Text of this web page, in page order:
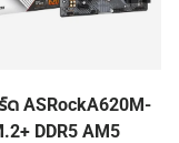
ด ASRockA620M-
DDR5 AM5